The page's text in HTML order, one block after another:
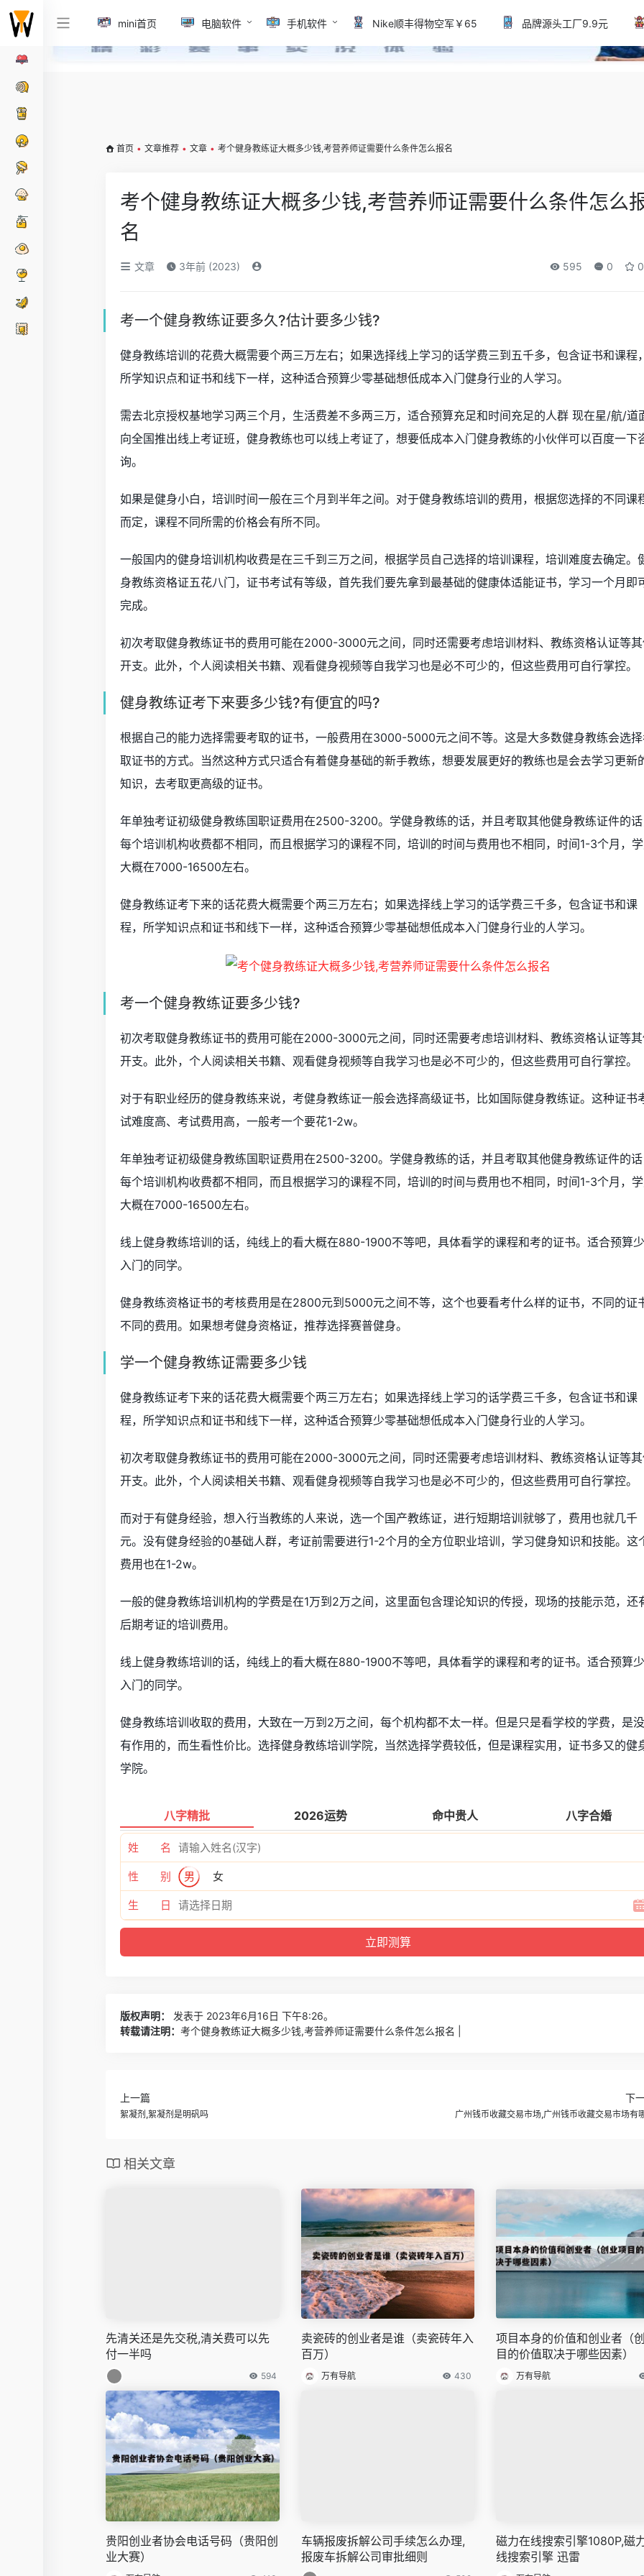
mini首页 电脑软件 手机软件 Nike顺丰得物空军￥65 品牌源头工厂9.9元
首页 • 文章推荐 • 文章 • 考个健身教练证大概多少钱,考营养师证需要什么条件怎么报名
考个健身教练证大概多少钱,考营养师证需要什么条件怎么
名
文章 3年前 (2023) 595 0 0
考一个健身教练证要多久?估计要多少钱?
健身教练培训的花费大概需要个两三万左右；如果选择线上学习的话学费三到五千多，包含证书和课程，
所学知识点和证书和线下一样，这种适合预算少零基础想低成本入门健身行业的人学习。
需去北京授权基地学习两三个月，生活费差不多两三万，适合预算充足和时间充足的人群 现在星/航/道
向全国推出线上考证班，健身教练也可以线上考证了，想要低成本入门健身教练的小伙伴可以百度一下
询。
如果是健身小白，培训时间一般在三个月到半年之间。对于健身教练培训的费用，根据您选择的不同课
而定，课程不同所需的价格会有所不同。
一般国内的健身培训机构收费是在三千到三万之间，根据学员自己选择的培训课程，培训难度去确定。
身教练资格证五花八门，证书考试有等级，首先我们要先拿到最基础的健康体适能证书，学习一个月即
完成。
初次考取健身教练证书的费用可能在2000-3000元之间，同时还需要考虑培训材料、教练资格认证等
开支。此外，个人阅读相关书籍、观看健身视频等自我学习也是必不可少的，但这些费用可自行掌控。
健身教练证考下来要多少钱?有便宜的吗?
根据自己的能力选择需要考取的证书，一般费用在3000-5000元之间不等。这是大多数健身教练会选
取证书的方式。当然这种方式只适合有着健身基础的新手教练，想要发展更好的教练也是会去学习更新
知识，去考取更高级的证书。
年单独考证初级健身教练国职证费用在2500-3200。学健身教练的话，并且考取其他健身教练证件的话
每个培训机构收费都不相同，而且根据学习的课程不同，培训的时间与费用也不相同，时间1-3个月，
大概在7000-16500左右。
健身教练证考下来的话花费大概需要个两三万左右；如果选择线上学习的话学费三千多，包含证书和课
程，所学知识点和证书和线下一样，这种适合预算少零基础想低成本入门健身行业的人学习。
考一个健身教练证要多少钱?
初次考取健身教练证书的费用可能在2000-3000元之间，同时还需要考虑培训材料、教练资格认证等
开支。此外，个人阅读相关书籍、观看健身视频等自我学习也是必不可少的，但这些费用可自行掌控。
对于有职业经历的健身教练来说，考健身教练证一般会选择高级证书，比如国际健身教练证。这种证书
试难度高、考试费用高，一般考一个要花1-2w。
年单独考证初级健身教练国职证费用在2500-3200。学健身教练的话，并且考取其他健身教练证件的话
每个培训机构收费都不相同，而且根据学习的课程不同，培训的时间与费用也不相同，时间1-3个月，
大概在7000-16500左右。
线上健身教练培训的话，纯线上的看大概在880-1900不等吧，具体看学的课程和考的证书。适合预算少
入门的同学。
健身教练资格证书的考核费用是在2800元到5000元之间不等，这个也要看考什么样的证书，不同的证
不同的费用。如果想考健身资格证，推荐选择赛普健身。
学一个健身教练证需要多少钱
健身教练证考下来的话花费大概需要个两三万左右；如果选择线上学习的话学费三千多，包含证书和课
程，所学知识点和证书和线下一样，这种适合预算少零基础想低成本入门健身行业的人学习。
初次考取健身教练证书的费用可能在2000-3000元之间，同时还需要考虑培训材料、教练资格认证等
开支。此外，个人阅读相关书籍、观看健身视频等自我学习也是必不可少的，但这些费用可自行掌控。
而对于有健身经验，想入行当教练的人来说，选一个国产教练证，进行短期培训就够了，费用也就几千
元。没有健身经验的0基础人群，考证前需要进行1-2个月的全方位职业培训，学习健身知识和技能。这
费用也在1-2w。
一般的健身教练培训机构的学费是在1万到2万之间，这里面包含理论知识的传授，现场的技能示范，还
后期考证的培训费用。
线上健身教练培训的话，纯线上的看大概在880-1900不等吧，具体看学的课程和考的证书。适合预算少
入门的同学。
健身教练培训收取的费用，大致在一万到2万之间，每个机构都不太一样。但是只是看学校的学费，是没
有作用的，而生看性价比。选择健身教练培训学院，当然选择学费较低，但是课程实用，证书多又的健
学院。
八字精批 2026运势 命中贵人 八字合婚
姓 名
性 别 男 女
生 日
版权声明：
发表于 2023年6月16日 下午8:26。
转载请注明： 考个健身教练证大概多少钱,考营养师证需要什么条件怎么报名 |
上一篇
絮凝剂,絮凝剂是明矾吗
下
广州钱币收藏交易市场,广州钱币收藏交易市场有
相关文章
先清关还是先交税,清关费可以先
付一半吗
594
卖瓷砖的创业者是谁（卖瓷砖年入
百万）
万有导航 430
项目本身的价值和创业者（
目的价值取决于哪些因素）
万有导航
贵阳创业者协会电话号码（贵阳创
业大赛）
车辆报废拆解公司手续怎么办理,
报废车拆解公司审批细则
磁力在线搜索引擎1080P,磁
线搜索引擎 迅雷